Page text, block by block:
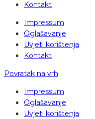
Kontakt
Impressum
Oglašavanje
Uvjeti korištenja
Kontakt
Povratak na vrh
Impressum
Oglašavanje
Uvjeti korištenja